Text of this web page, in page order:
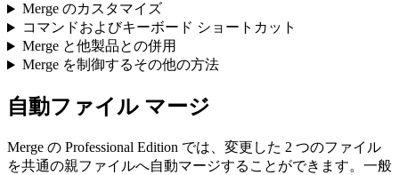
Merge のカスタマイズ
コマンドおよびキーボード ショートカット
Merge と他製品との併用
Merge を制御するその他の方法
自動ファイル マージ
Merge の Professional Edition では、変更した 2 つのファイル
を共通の親ファイルへ自動マージすることができます。一般